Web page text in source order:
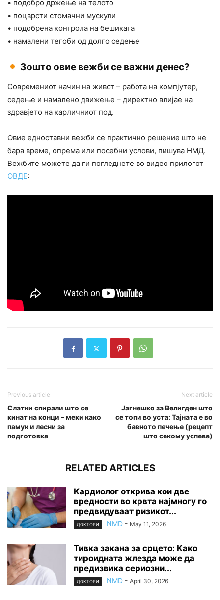
• подобро држење на телото
• поцврсти стомачни мускули
• подобрена контрола на бешиката
• намалени тегоби од долго седење
Зошто овие вежби се важни денес?
Современиот начин на живот – работа на компјутер,
седење и намалено движење – директно влијае на
здравјето на карличниот под.
Овие едноставни вежби се практично решение што не
бара време, опрема или посебни услови, пишува НМД.
Вежбите можете да ги погледнете во видео прилогот
ОВДЕ:
Previous article
Слатки спирали што се
кинат на конци – меки како
памук и лесни за
подготовка
Next article
Јагнешко за Велигден што
се топи во уста: Тајната е во
бавното печење (рецепт
што секому успева)
RELATED ARTICLES
Кардиолог открива кои две
вредности во крвта најмногу го
предвидуваат ризикот...
ДОКТОРИ NMD - May 11, 2026
Тивка закана за срцето: Како
тироидната жлезда може да
предизвика сериозни...
ДОКТОРИ NMD - April 30, 2026